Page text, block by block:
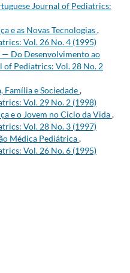
Journal of Pediatrics:
e as Novas Tecnologias,
Vol. 26 No. 4 (1995)
Do Desenvolvimento ao
of Pediatrics: Vol. 28 No. 2
Família e Sociedade,
Vol. 29 No. 2 (1998)
e o Jovem no Ciclo da Vida,
Vol. 28 No. 3 (1997)
Médica Pediátrica,
Vol. 26 No. 6 (1995)